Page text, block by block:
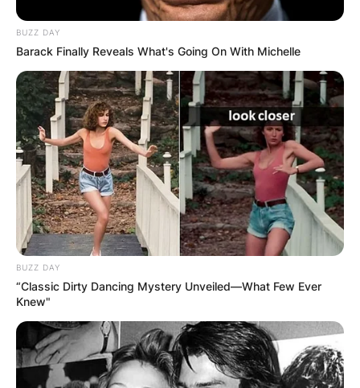
ПОПУЛАРНИ
ЛОКАЦИИ
Грција
BUZZ DAY
Barack Finally Reveals What's Going On With Michelle
BUZZ DAY
“Classic Dirty Dancing Mystery Unveiled—What Few Ever
Knew"